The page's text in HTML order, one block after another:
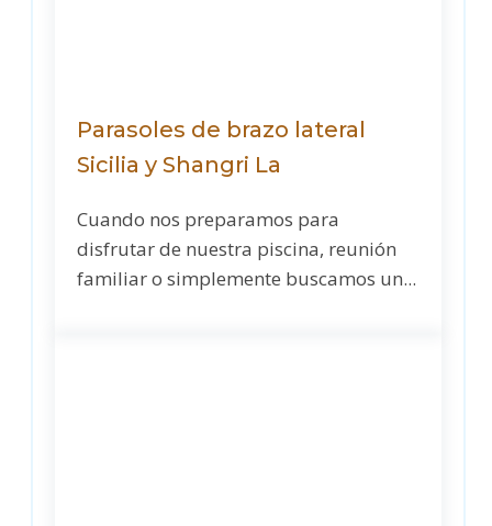
Parasoles de brazo lateral
Sicilia y Shangri La
Cuando nos preparamos para
disfrutar de nuestra piscina, reunión
familiar o simplemente buscamos un...